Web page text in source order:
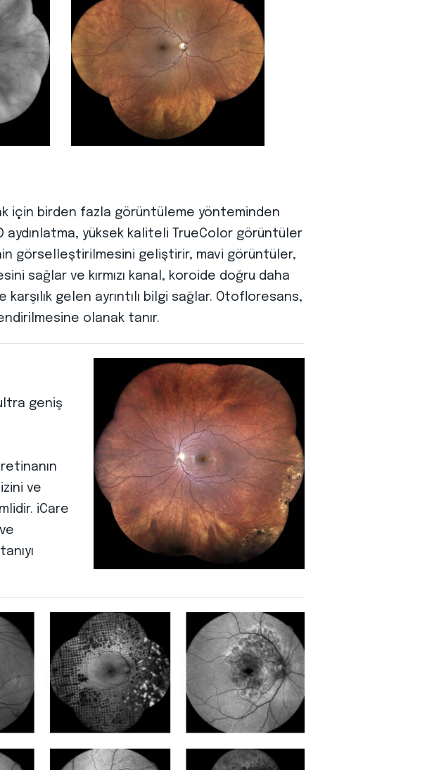
için birden fazla görüntüleme yönteminden
aydınlatma, yüksek kaliteli TrueColor görüntüler
görselleştirilmesini geliştirir, mavi görüntüler,
sağlar ve kırmızı kanal, koroide doğru daha
gelen ayrıntılı bilgi sağlar. Otofloresans,
olanak tanır.
ultra geniş
ve
iCare